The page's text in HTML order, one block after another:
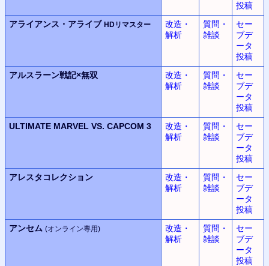
投稿
アライアンス・アライブ HDリマスター
改造・
解析
質問・
雑談
セー
ブデ
ータ
投稿
アルスラーン戦記×無双
改造・
解析
質問・
雑談
セー
ブデ
ータ
投稿
ULTIMATE MARVEL VS. CAPCOM 3
改造・
解析
質問・
雑談
セー
ブデ
ータ
投稿
アレスタコレクション
改造・
解析
質問・
雑談
セー
ブデ
ータ
投稿
アンセム (オンライン専用)
改造・
解析
質問・
雑談
セー
ブデ
ータ
投稿